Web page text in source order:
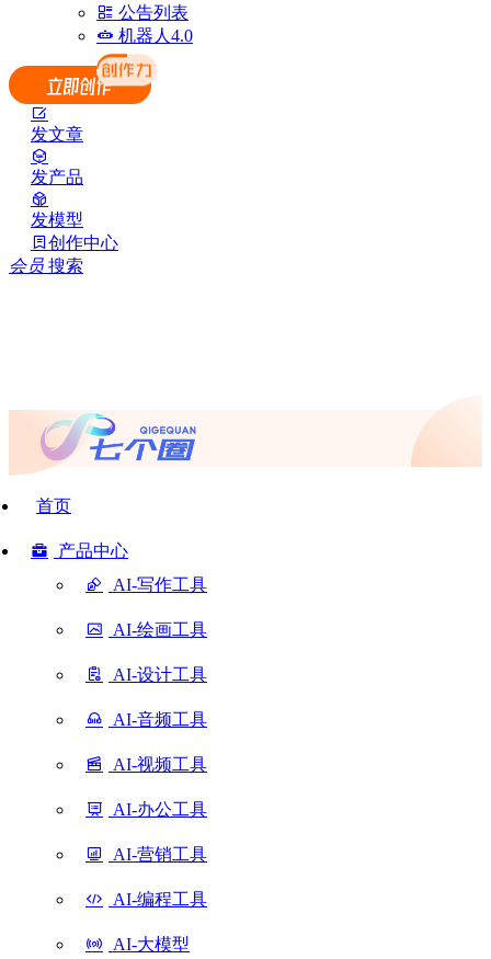
公告列表
机器人4.0
发文章
发产品
发模型
创作中心
会员 搜索
首页
产品中心
AI-写作工具
AI-绘画工具
AI-设计工具
AI-音频工具
AI-视频工具
AI-办公工具
AI-营销工具
AI-编程工具
AI-大模型